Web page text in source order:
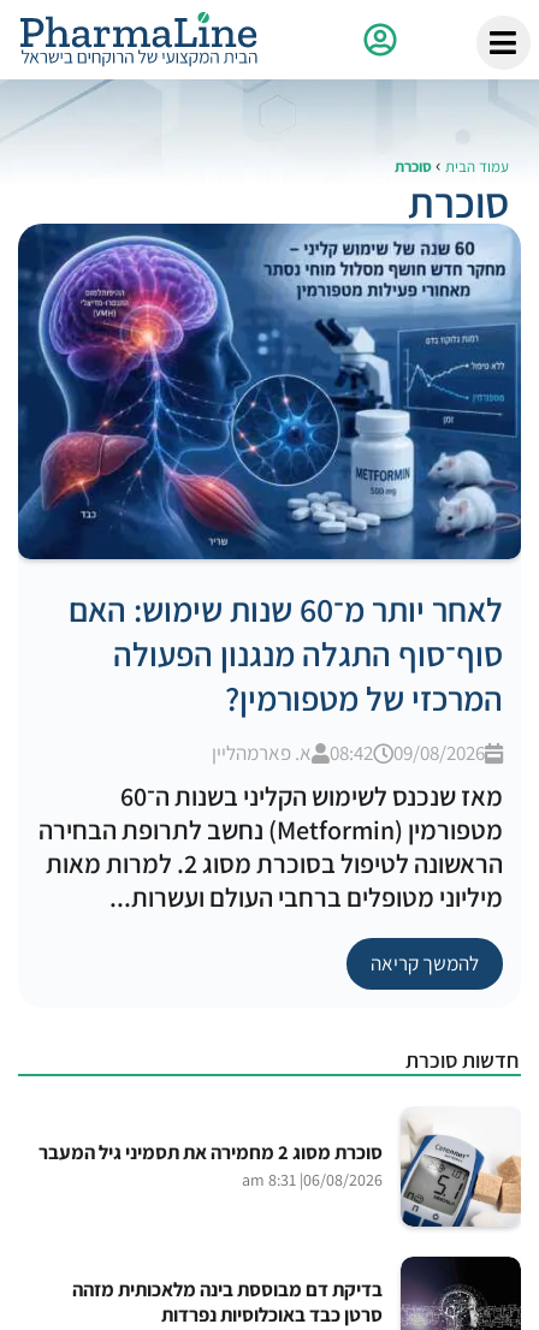
עמוד הבית ›סוכרת
סוכרת
לאחר יותר מ־60 שנות שימוש: האם
סוף־סוף התגלה מנגנון הפעולה
המרכזי של מטפורמין?
09/08/2026
08:42 א. פארמהליין
מאז שנכנס לשימוש הקליני בשנות ה־60
מטפורמין (Metformin) נחשב לתרופת הבחירה
הראשונה לטיפול בסוכרת מסוג 2. למרות מאות
מיליוני מטופלים ברחבי העולם ועשרות...
להמשך קריאה
חדשות סוכרת
סוכרת מסוג 2 מחמירה את תסמיני גיל המעבר
06/08/2026
| 8:31 am
בדיקת דם מבוססת בינה מלאכותית מזהה
סרטן כבד באוכלוסיות נפרדות